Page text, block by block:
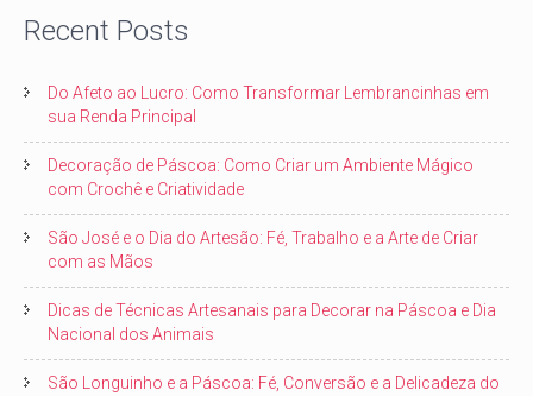
Recent Posts
Do Afeto ao Lucro: Como Transformar Lembrancinhas em
sua Renda Principal
Decoração de Páscoa: Como Criar um Ambiente Mágico
com Crochê e Criatividade
São José e o Dia do Artesão: Fé, Trabalho e a Arte de Criar
com as Mãos
Dicas de Técnicas Artesanais para Decorar na Páscoa e Dia
Nacional dos Animais
São Longuinho e a Páscoa: Fé, Conversão e a Delicadeza do